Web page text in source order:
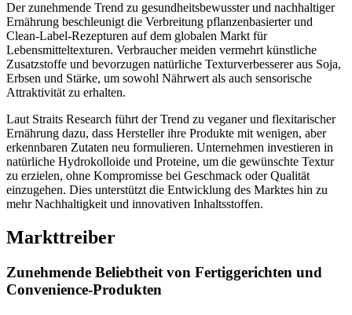
Der zunehmende Trend zu gesundheitsbewusster und nachhaltiger
Ernährung beschleunigt die Verbreitung pflanzenbasierter und
Clean-Label-Rezepturen auf dem globalen Markt für
Lebensmitteltexturen. Verbraucher meiden vermehrt künstliche
Zusatzstoffe und bevorzugen natürliche Texturverbesserer aus Soja,
Erbsen und Stärke, um sowohl Nährwert als auch sensorische
Attraktivität zu erhalten.
Laut Straits Research führt der Trend zu veganer und flexitarischer
Ernährung dazu, dass Hersteller ihre Produkte mit wenigen, aber
erkennbaren Zutaten neu formulieren. Unternehmen investieren in
natürliche Hydrokolloide und Proteine, um die gewünschte Textur
zu erzielen, ohne Kompromisse bei Geschmack oder Qualität
einzugehen. Dies unterstützt die Entwicklung des Marktes hin zu
mehr Nachhaltigkeit und innovativen Inhaltsstoffen.
Markttreiber
Zunehmende Beliebtheit von Fertiggerichten und
Convenience-Produkten